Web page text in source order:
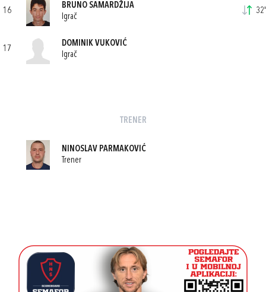
16
BRUNO SAMARDŽIJA
Igrač
32'
17
DOMINIK VUKOVIĆ
Igrač
TRENER
NINOSLAV PARMAKOVIĆ
Trener